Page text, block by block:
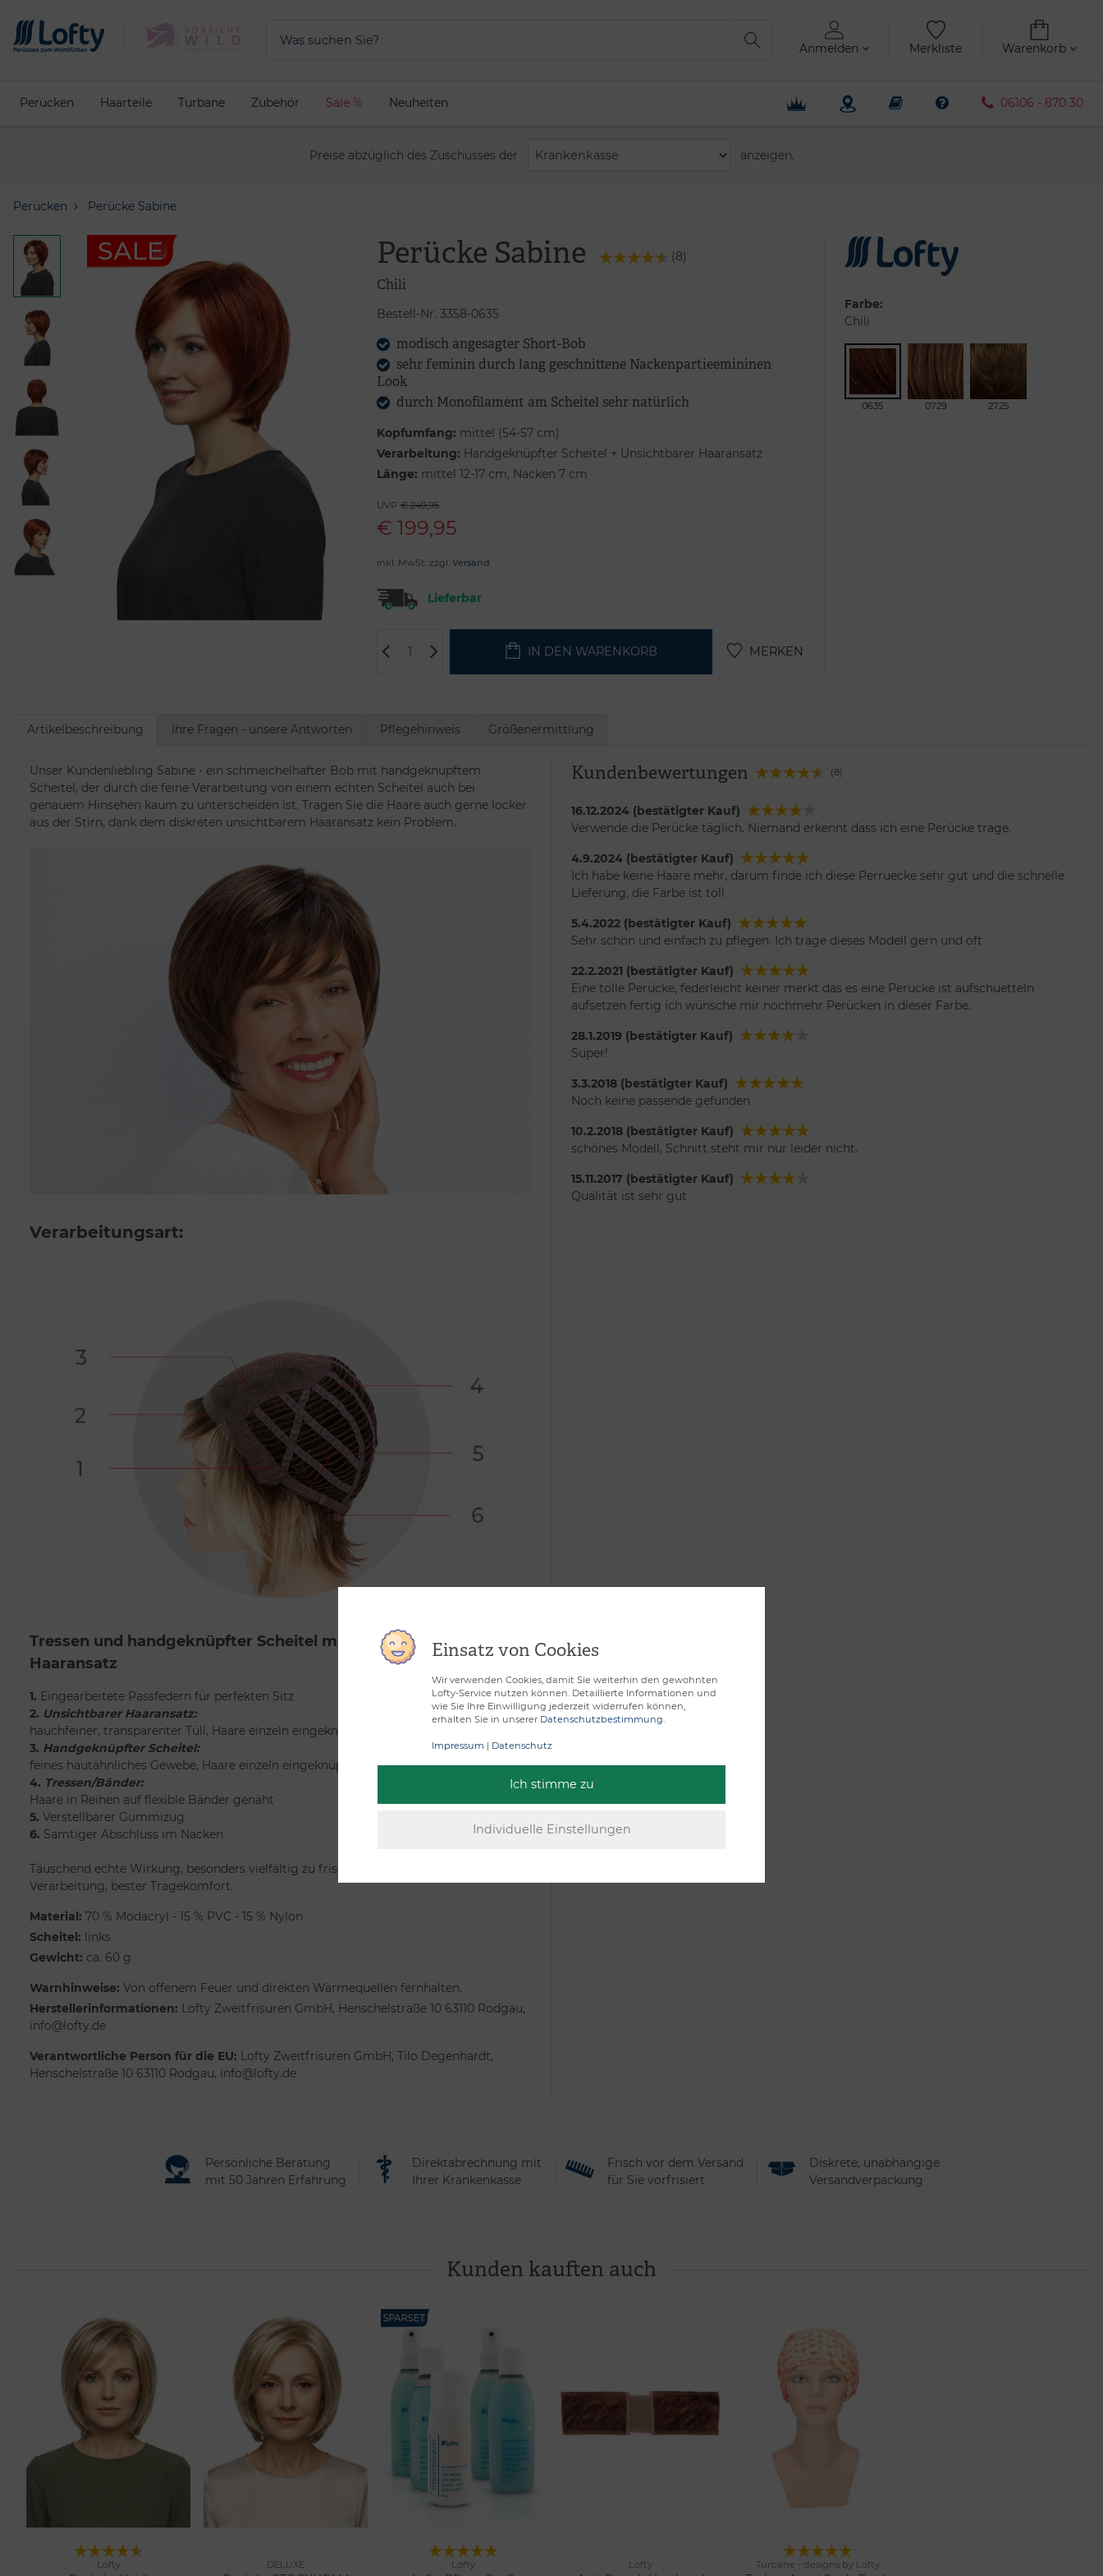
Anmelden Merkliste Warenkorb
Perücken Haarteile Turbane Zubehör Sale % Neuheiten 06106 - 870 30
Preise abzüglich des Zuschusses der anzeigen.
Perücken Perücke Sabine
Perücke Sabine (8)
Chili
Bestell-Nr. 3358-0635
modisch angesagter Short-Bob
sehr feminin durch lang geschnittene Nackenpartieemininen
Look
durch Monofilament am Scheitel sehr natürlich
Kopfumfang: mittel (54-57 cm)
Verarbeitung: Handgeknüpfter Scheitel + Unsichtbarer Haaransatz
Länge: mittel 12-17 cm, Nacken 7 cm
UVP € 249,95
€ 199,95
inkl. MwSt. zzgl. Versand
Lieferbar
IN DEN WARENKORB MERKEN
Farbe:
Chili
0635 0729 2725
Artikelbeschreibung Ihre Fragen - unsere Antworten Pflegehinweis Größenermittlung
Unser Kundenliebling Sabine - ein schmeichelhafter Bob mit handgeknüpftem
Scheitel, der durch die feine Verarbeitung von einem echten Scheitel auch bei
genauem Hinsehen kaum zu unterscheiden ist. Tragen Sie die Haare auch gerne locker
aus der Stirn, dank dem diskreten unsichtbarem Haaransatz kein Problem.
Verarbeitungsart:
Tressen und handgeknüpfter Scheitel mit unsichtbarem
Haaransatz
1. Eingearbeitete Passfedern für perfekten Sitz
2. Unsichtbarer Haaransatz:
hauchfeiner, transparenter Tüll, Haare einzeln eingeknüpft
3. Handgeknüpfter Scheitel:
feines hautähnliches Gewebe, Haare einzeln eingeknüpft
4. Tressen/Bänder:
Haare in Reihen auf flexible Bänder genäht
5. Verstellbarer Gummizug
6. Samtiger Abschluss im Nacken
Täuschend echte Wirkung, besonders vielfältig zu frisieren, sehr aufwändige
Verarbeitung, bester Tragekomfort.
Material: 70 % Modacryl - 15 % PVC - 15 % Nylon
Scheitel: links
Gewicht: ca. 60 g
Warnhinweise: Von offenem Feuer und direkten Wärmequellen fernhalten.
Herstellerinformationen: Lofty Zweitfrisuren GmbH, Henschelstraße 10 63110 Rodgau,
info@lofty.de
Verantwortliche Person für die EU: Lofty Zweitfrisuren GmbH, Tilo Degenhardt,
Henschelstraße 10 63110 Rodgau, info@lofty.de
Kundenbewertungen (8)
16.12.2024 (bestätigter Kauf)
Verwende die Perücke täglich. Niemand erkennt dass ich eine Perücke trage.
4.9.2024 (bestätigter Kauf)
Ich habe keine Haare mehr, darum finde ich diese Perruecke sehr gut und die schnelle
Lieferung, die Farbe ist toll
5.4.2022 (bestätigter Kauf)
Sehr schön und einfach zu pflegen. Ich trage dieses Modell gern und oft
22.2.2021 (bestätigter Kauf)
Eine tolle Perücke, federleicht keiner merkt das es eine Perücke ist aufschuetteln
aufsetzen fertig ich wünsche mir nochmehr Perücken in dieser Farbe.
28.1.2019 (bestätigter Kauf)
Super!
3.3.2018 (bestätigter Kauf)
Noch keine passende gefunden
10.2.2018 (bestätigter Kauf)
schönes Modell, Schnitt steht mir nur leider nicht.
15.11.2017 (bestätigter Kauf)
Qualität ist sehr gut
Persönliche Beratung
mit 50 Jahren Erfahrung
Direktabrechnung mit
Ihrer Krankenkasse
Frisch vor dem Versand
für Sie vorfrisiert
Diskrete, unabhängige
Versandverpackung
Kunden kauften auch
Lofty 9 FarbenDELUXE Merken
Lofty Lofty 1 Farben Merken
Turbane - designs by Lofty
Einsatz von Cookies
Wir verwenden Cookies, damit Sie weiterhin den gewohnten
Lofty-Service nutzen können. Detaillierte Informationen und
wie Sie Ihre Einwilligung jederzeit widerrufen können,
erhalten Sie in unserer Datenschutzbestimmung
Impressum | Datenschutz
Ich stimme zu